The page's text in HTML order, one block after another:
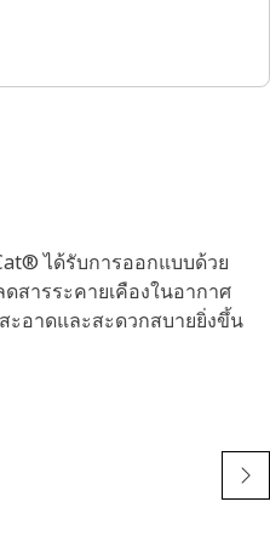
ได้รับการออกแบบด้วย
สารระคายเคืองในอากาศ
อาดและสะดวกสบายยิ่งขึ้น